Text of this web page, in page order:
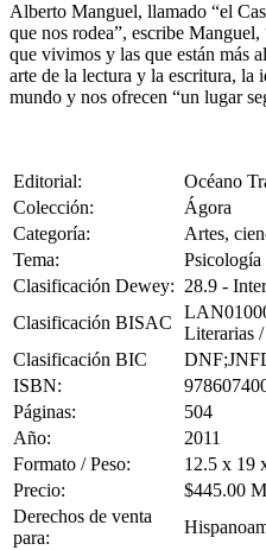
Alberto Manguel, llamado “el
que nos rodea”, escribe
que vivimos y las que están más
arte de la lectura y la escritura, la
mundo y nos ofrecen “un lugar
Editorial:
Océano
Colección:
Ágora
Categoría:
Artes,
Tema:
Psicología
Clasificación Dewey: 28.9 -
Clasificación BISAC
Literarias
Clasificación BIC
ISBN:
Páginas:
504
Año:
2011
Formato / Peso:
12.5 x 19
Precio:
$445.00
Derechos de venta
para: